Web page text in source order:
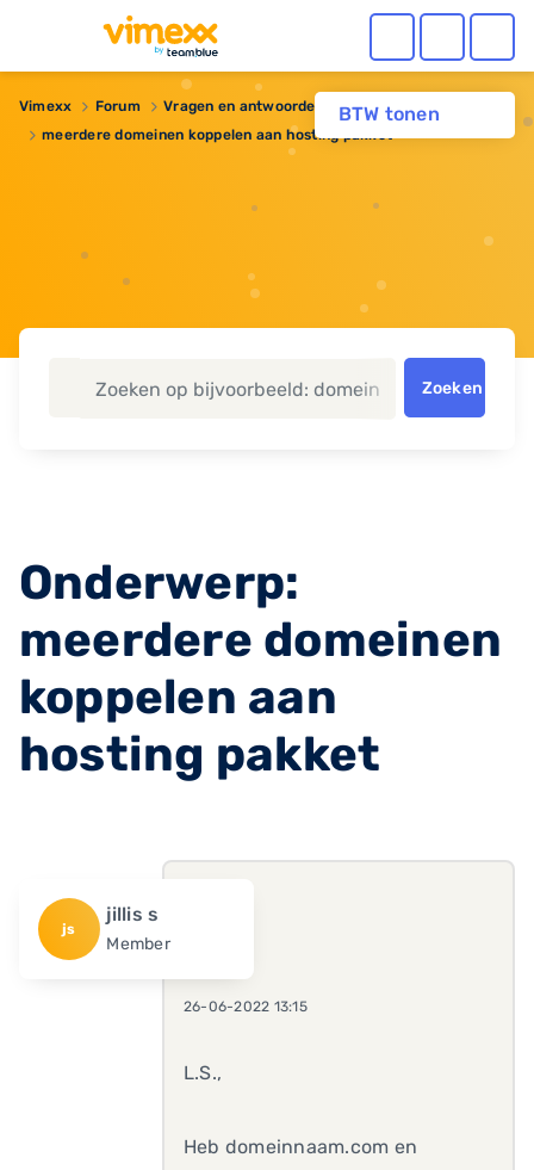
BTW tonen
Vimexx Forum Vragen en antwoorden
Webhosting
meerdere domeinen koppelen aan hosting pakket
Zoeken
Onderwerp:
meerdere domeinen
koppelen aan
hosting pakket
js
jillis s
Member
26-06-2022 13:15
L.S.,
Heb domeinnaam.com en